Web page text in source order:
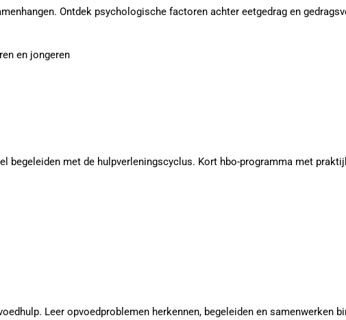
Ontdek psychologische factoren achter eetgedrag en
en jongeren
begeleiden met de hulpverleningscyclus. Kort hbo-programma met
Leer opvoedproblemen herkennen, begeleiden en samenwerken